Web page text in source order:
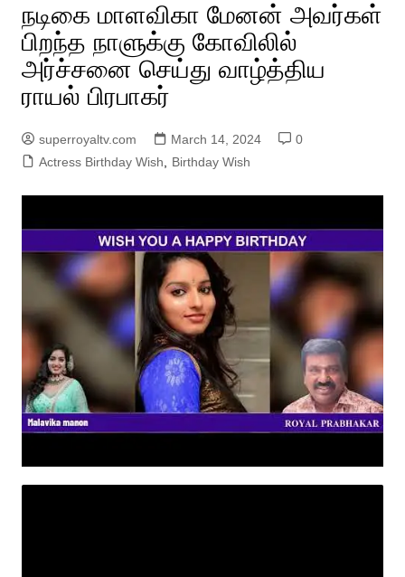
நடிகை மாளவிகா மேனன் அவர்கள்
பிறந்த நாளுக்கு கோவிலில்
அர்ச்சனை செய்து வாழ்த்திய
ராயல் பிரபாகர்
superroyaltv.com March 14, 2024
0
Actress Birthday Wish
Birthday Wish